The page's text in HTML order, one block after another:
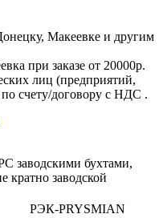
Макеевке и другим
при заказе от 20000р.
лиц (предприятий,
счету/договору с НДС .
заводскими бухтами,
кратно заводской
РЭК-PRYSMIAN